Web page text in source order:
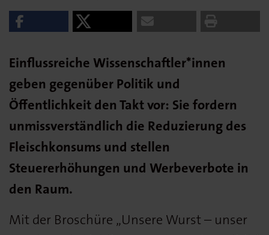
Einflussreiche Wissenschaftler*innen
geben gegenüber Politik und
Öffentlichkeit den Takt vor: Sie fordern
unmissverständlich die Reduzierung des
Fleischkonsums und stellen
Steuererhöhungen und Werbeverbote in
den Raum.
Mit der Broschüre „Unsere Wurst – unser